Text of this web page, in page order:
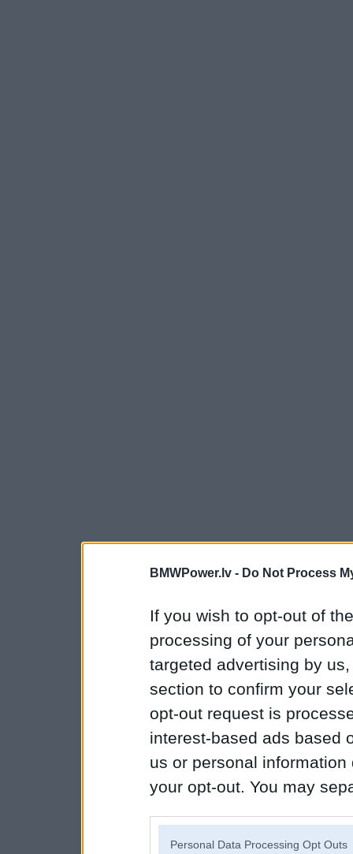
BMWPower.lv - Do Not Process
If you wish to opt-out of
processing of your
targeted advertising by
section to confirm your
opt-out request is
interest-based ads based
us or personal
your opt-out. You may
Personal Data Processing Opt Outs